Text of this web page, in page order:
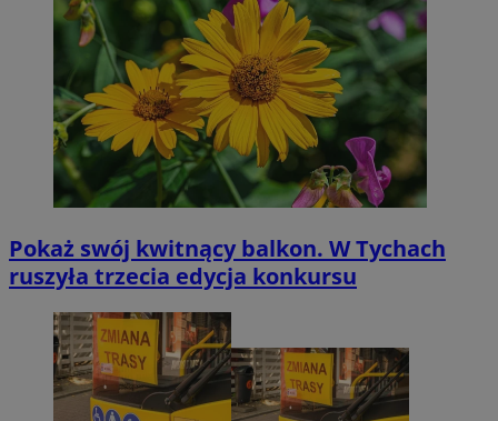
Pokaż swój kwitnący balkon. W Tychach
ruszyła trzecia edycja konkursu